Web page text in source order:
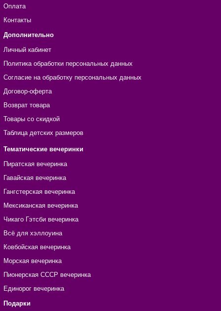
Оплата
Контакты
Дополнительно
Личный кабинет
Политика обработки персональных данных
Согласие на обработку персональных данных
Договор-оферта
Возврат товара
Товары со скидкой
Таблица детских размеров
Тематические вечеринки
Пиратская вечеринка
Гавайская вечеринка
Гангстерская вечеринка
Мексиканская вечеринка
Чикаго Гэтсби вечеринка
Всё для хэллоуина
Ковбойская вечеринка
Морская вечеринка
Пионерская СССР вечеринка
Единорог вечеринка
Подарки